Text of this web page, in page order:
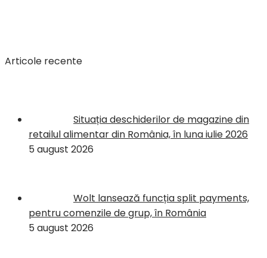
Articole recente
Situația deschiderilor de magazine din
retailul alimentar din România, în luna iulie 2026
5 august 2026
Wolt lansează funcția split payments,
pentru comenzile de grup, în România
5 august 2026